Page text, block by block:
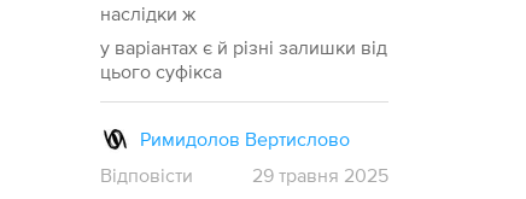
наслідки ж
у варіантах є й різні залишки від
цього суфікса
Римидолов Вертислово
Відповісти
29 травня 2025